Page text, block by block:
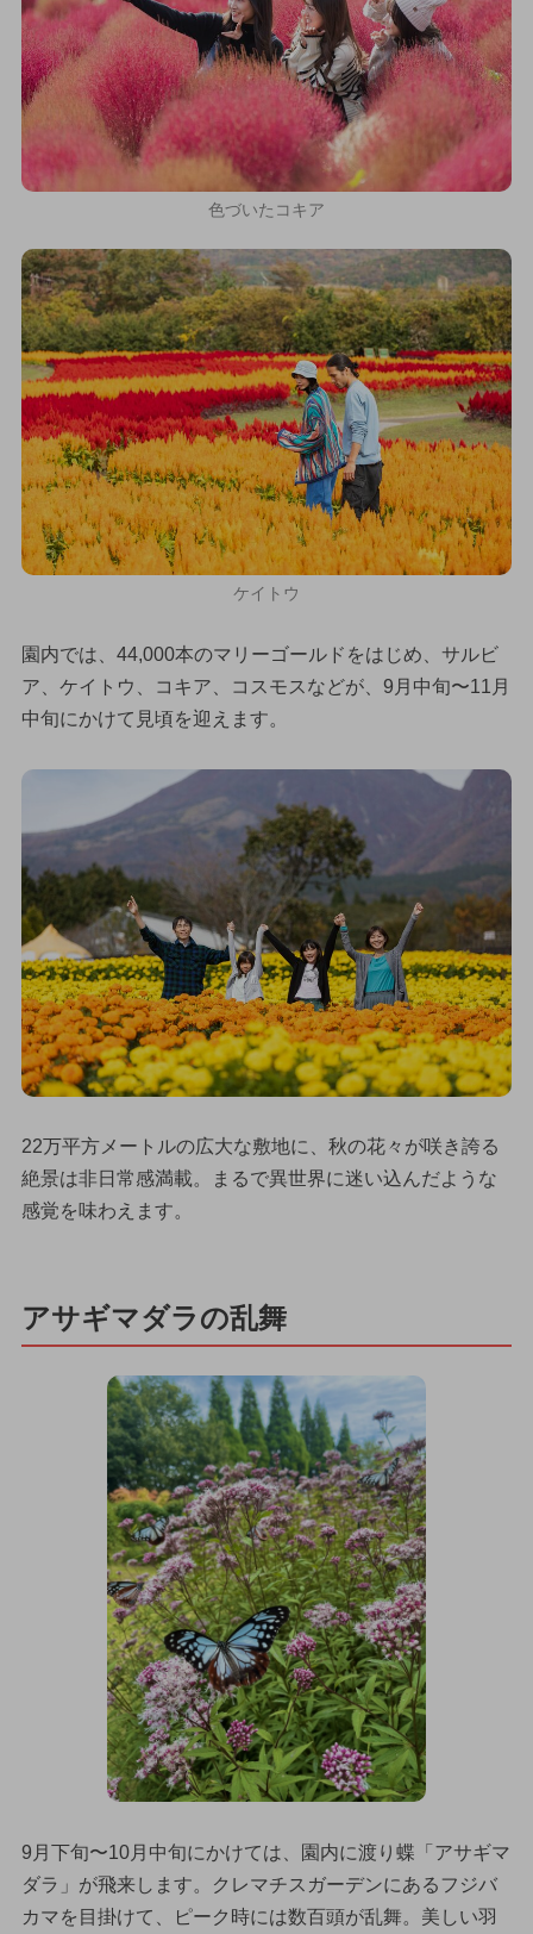
色づいたコキア
ケイトウ
園内では、44,000本のマリーゴールドをはじめ、サルビ
ア、ケイトウ、コキア、コスモスなどが、9月中旬〜11月
中旬にかけて見頃を迎えます。
22万平方メートルの広大な敷地に、秋の花々が咲き誇る
絶景は非日常感満載。まるで異世界に迷い込んだような
感覚を味わえます。
アサギマダラの乱舞
9月下旬〜10月中旬にかけては、園内に渡り蝶「アサギマ
ダラ」が飛来します。クレマチスガーデンにあるフジバ
カマを目掛けて、ピーク時には数百頭が乱舞。美しい羽